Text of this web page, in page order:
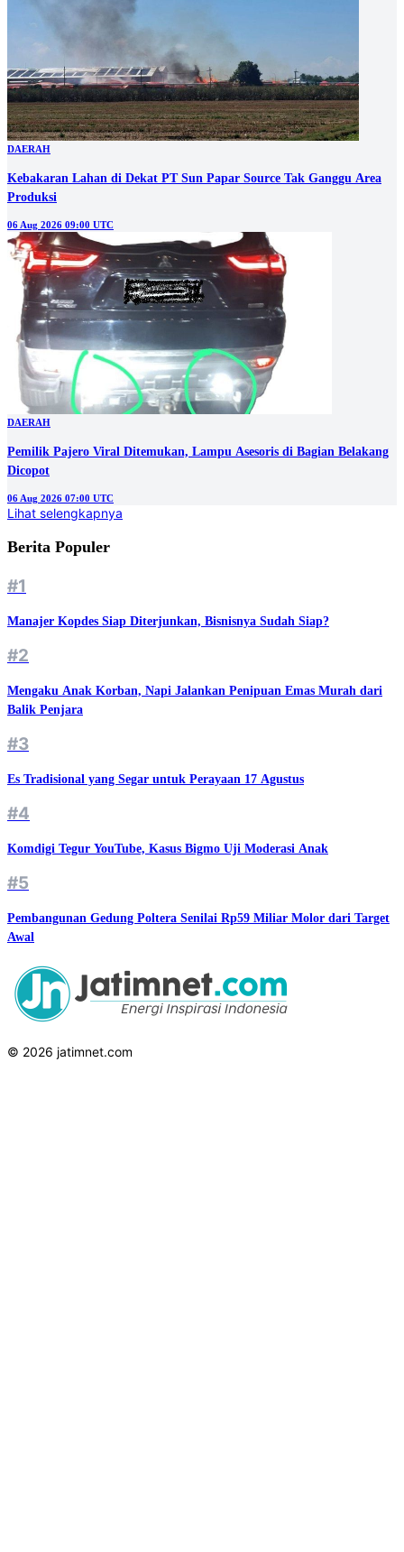
DAERAH
Kebakaran Lahan di Dekat PT Sun Papar Source Tak Ganggu Area
Produksi
06 Aug 2026 09:00 UTC
DAERAH
Pemilik Pajero Viral Ditemukan, Lampu Asesoris di Bagian Belakang
Dicopot
06 Aug 2026 07:00 UTC
Lihat selengkapnya
Berita Populer
#1
Manajer Kopdes Siap Diterjunkan, Bisnisnya Sudah Siap?
#2
Mengaku Anak Korban, Napi Jalankan Penipuan Emas Murah dari
Balik Penjara
#3
Es Tradisional yang Segar untuk Perayaan 17 Agustus
#4
Komdigi Tegur YouTube, Kasus Bigmo Uji Moderasi Anak
#5
Pembangunan Gedung Poltera Senilai Rp59 Miliar Molor dari Target
Awal
© 2026 jatimnet.com